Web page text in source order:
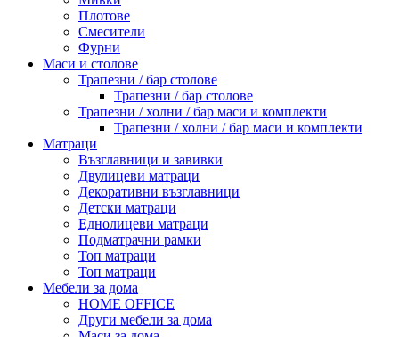
Плотове
Смесители
Фурни
Маси и столове
Трапезни / бар столове
Трапезни / бар столове
Трапезни / холни / бар маси и комплекти
Трапезни / холни / бар маси и комплекти
Матраци
Възглавници и завивки
Двулицеви матраци
Декоративни възглавници
Детски матраци
Еднолицеви матраци
Подматрачни рамки
Топ матраци
Топ матраци
Мебели за дома
HOME OFFICE
Други мебели за дома